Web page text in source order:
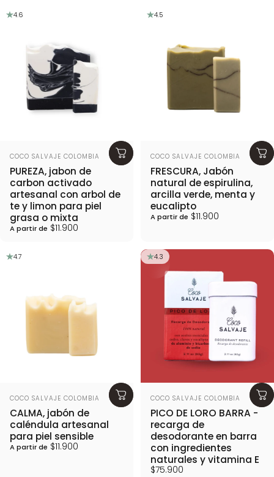
4.6
Proveedor:
COCO SALVAJE COLOMBIA
PUREZA, jabon de
carbon activado
artesanal con arbol de
te y limon para piel
grasa o mixta
A partir de $11.900
4.5
Proveedor:
COCO SALVAJE COLOMBIA
FRESCURA, Jabón
natural de espirulina,
arcilla verde, menta y
eucalipto
A partir de $11.900
4.7
Proveedor:
COCO SALVAJE COLOMBIA
CALMA, jabón de
caléndula artesanal
para piel sensible
A partir de $11.900
4.3
Proveedor:
COCO SALVAJE COLOMBIA
PICO DE LORO BARRA -
recarga de
desodorante en barra
con ingredientes
naturales y vitamina E
$75.900